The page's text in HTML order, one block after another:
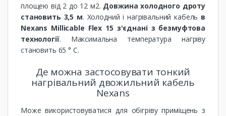
площею від 2 до 12 м2. Довжина холодного дроту
становить 3,5 м. Холодний і нагрівальний кабель в
Nexans Millicable Flex 15 з'єднані з безмуфтова
технології. Максимальна температура нагріву
становить 65 ° С.
Де можна застосовувати тонкий
нагрівальний двожильний кабель
Nexans
Може використовуватися для обігріву приміщень з